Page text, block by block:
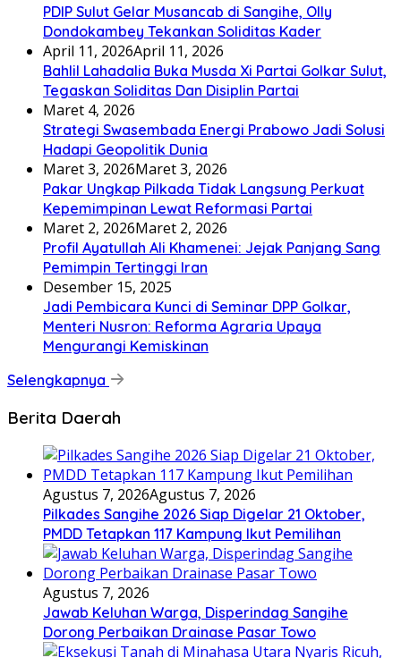
PDIP Sulut Gelar Musancab di Sangihe, Olly
Dondokambey Tekankan Soliditas Kader
April 11, 2026April 11, 2026
Bahlil Lahadalia Buka Musda Xi Partai Golkar Sulut,
Tegaskan Soliditas Dan Disiplin Partai
Maret 4, 2026
Strategi Swasembada Energi Prabowo Jadi Solusi
Hadapi Geopolitik Dunia
Maret 3, 2026Maret 3, 2026
Pakar Ungkap Pilkada Tidak Langsung Perkuat
Kepemimpinan Lewat Reformasi Partai
Maret 2, 2026Maret 2, 2026
Profil Ayatullah Ali Khamenei: Jejak Panjang Sang
Pemimpin Tertinggi Iran
Desember 15, 2025
Jadi Pembicara Kunci di Seminar DPP Golkar,
Menteri Nusron: Reforma Agraria Upaya
Mengurangi Kemiskinan
Selengkapnya
Berita Daerah
Agustus 7, 2026Agustus 7, 2026
Pilkades Sangihe 2026 Siap Digelar 21 Oktober,
PMDD Tetapkan 117 Kampung Ikut Pemilihan
Agustus 7, 2026
Jawab Keluhan Warga, Disperindag Sangihe
Dorong Perbaikan Drainase Pasar Towo